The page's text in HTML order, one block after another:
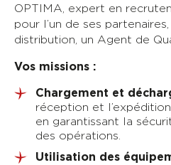
OPTIMA, expert en
pour l’un de ses
distribution, un Agent de
Vos missions :
Chargement et
réception et
en garantissant la
des opérations.
Utilisation des